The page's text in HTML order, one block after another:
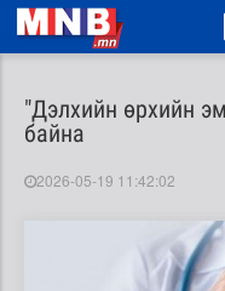
"Дэлхийн өрхийн
байна
2026-05-19 11:42:02